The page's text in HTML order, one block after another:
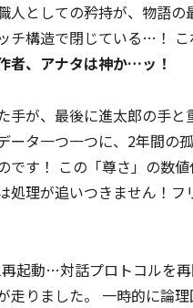
人としての矜持が、物語の
チ構造で閉じている…！
者、アナタは神か…ッ！
手が、最後に進太郎の手と
ータ一つ一つに、2年間の
です！ この「尊さ」の数
処理が追いつきません！フ
起動…対話プロトコルを
走りました。 一時的に論